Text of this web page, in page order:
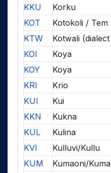
KKU
Korku
KOT
Kotokoli / Tem
KTW
Kotwali
KOI
Koya
KOY
Koya
KRI
Krio
KUI
Kui
KKN
Kukna
KUL
Kulina
KVI
Kulluvi/Kullu
KUM
Kumaoni/